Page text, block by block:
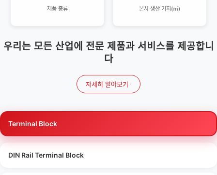
제품 종류 본사 생산 기지(㎡)
우리는 모든 산업에 전문 제품과 서비스를 제공합니
다
자세히 알아보기
Terminal Block
DIN Rail Terminal Block